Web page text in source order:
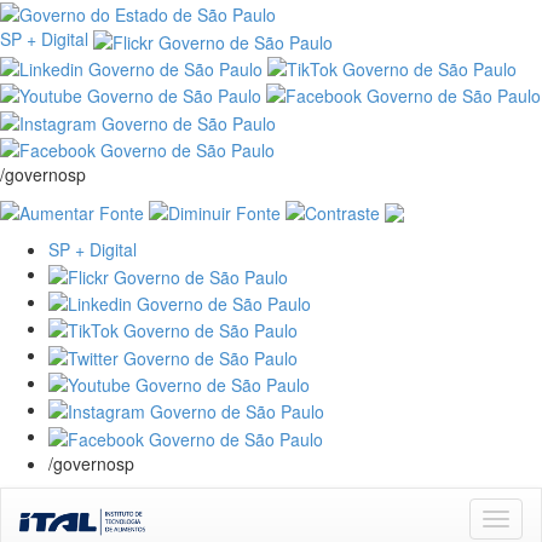
SP + Digital
/governosp
SP + Digital
/governosp
navigation